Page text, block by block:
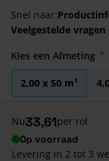
Snel naar:
Veelgestelde vragen
Kies een Afmeting
2,00 x 50 m¹
Nu33,61per rol
Op voorraad
Levering in 2 tot 3